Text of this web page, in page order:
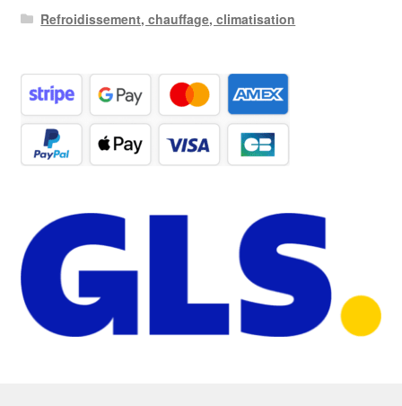
Refroidissement, chauffage, climatisation